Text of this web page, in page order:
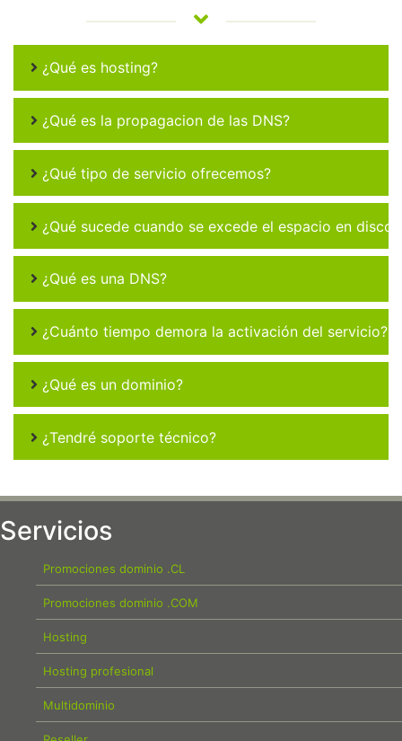
¿Qué es hosting?
¿Qué es la propagacion de las DNS?
¿Qué tipo de servicio ofrecemos?
¿Qué sucede cuando se excede el espacio en disco
¿Qué es una DNS?
¿Cuánto tiempo demora la activación del servicio?
¿Qué es un dominio?
¿Tendré soporte técnico?
Servicios
Promociones dominio .CL
Promociones dominio .COM
Hosting
Hosting profesional
Multidominio